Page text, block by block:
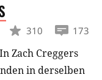
310 173
In Zach Creggers
in derselben